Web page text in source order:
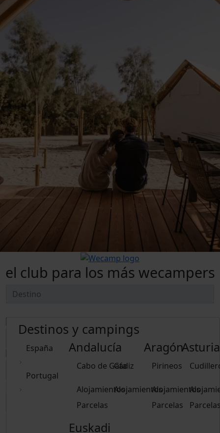
el club para los más wecampers
Destinos y campings
España
Portugal
Andalucía
Cabo de Gata
Alojamientos
Parcelas
Cádiz
Alojamientos
Aragón
Pirineos
Alojamientos
Parcelas
Euskadi